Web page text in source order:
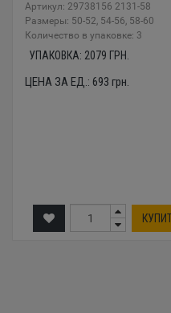
Артикул: 29738156 2131-58
Размеры: 50-52, 54-56, 58-60
Количество в упаковке: 3
УПАКОВКА: 2079 ГРН.
ЦЕНА ЗА ЕД.: 693 грн.